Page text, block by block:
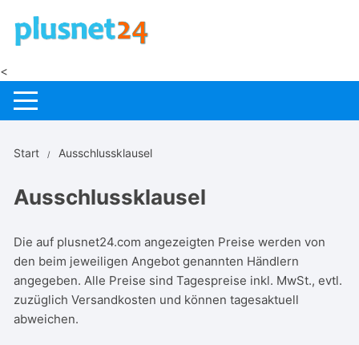
Inhalt
springen
<
Start Ausschlussklausel
Ausschlussklausel
Die auf plusnet24.com angezeigten Preise werden von
den beim jeweiligen Angebot genannten Händlern
angegeben. Alle Preise sind Tagespreise inkl. MwSt., evtl.
zuzüglich Versandkosten und können tagesaktuell
abweichen.